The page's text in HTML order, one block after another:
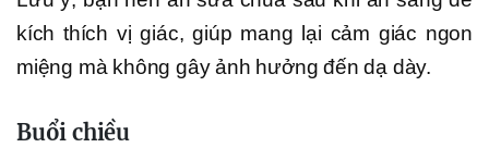
kích thích vị giác, giúp mang lại cảm giác ngon
miệng mà không gây ảnh hưởng đến dạ dày.
Buổi chiều